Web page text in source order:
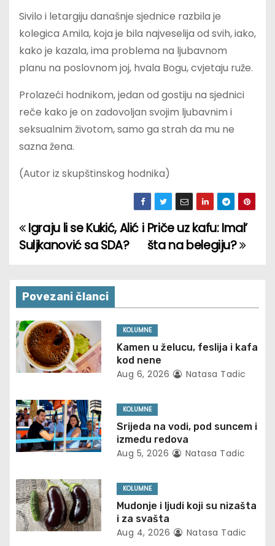
Sivilo i letargiju današnje sjednice razbila je
kolegica Amila, koja je bila najveselija od svih, iako,
kako je kazala, ima problema na ljubavnom
planu na poslovnom joj, hvala Bogu, cvjetaju ruže.
Prolazeći hodnikom, jedan od gostiju na sjednici
reče kako je on zadovoljan svojim ljubavnim i
seksualnim životom, samo ga strah da mu ne
sazna žena.
(Autor iz skupštinskog hodnika)
P
s
t
n
a
i
g
t
i
Priče uz kafu: Imal’
šta na belegiju?
Igraju li se Kukić, Alić i
Suljkanović sa SDA?
Povezani članci
KOLUMNE
Kamen u želucu, feslija i kafa
kod nene
Aug 6, 2026 Natasa Tadic
KOLUMNE
Srijeda na vodi, pod suncem i
između redova
Aug 5, 2026 Natasa Tadic
KOLUMNE
Mudonje i ljudi koji su nizašta
i za svašta
Aug 4, 2026 Natasa Tadic